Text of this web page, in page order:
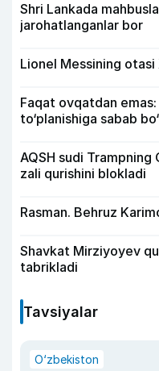
Shri Lankada
jarohatlanganlar bor
Lionel Messining
Faqat ovqatdan
to‘planishiga sabab
AQSH sudi
zali qurishini blokladi
Rasman. Behruz
Shavkat Mirziyoyev
tabrikladi
Tavsiyalar
O‘zbekiston